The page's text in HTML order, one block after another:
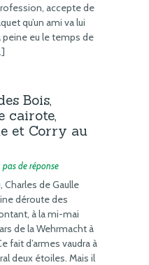
accepte de
qu’un ami va lui
peine eu le temps de
Bois,
cairote,
et Corry au
pas de réponse
Charles de Gaulle
déroute des
à la mi-mai
de la Wehrmacht à
fait d’armes vaudra à
deux étoiles. Mais il